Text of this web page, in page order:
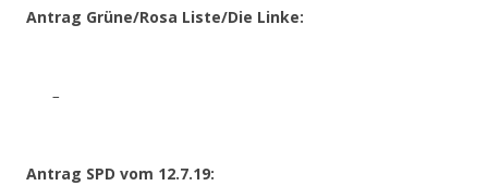
Antrag Grüne/Rosa Liste/Die Linke:
–
Antrag SPD vom 12.7.19: